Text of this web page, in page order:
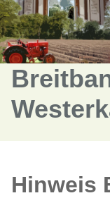
Hinweis